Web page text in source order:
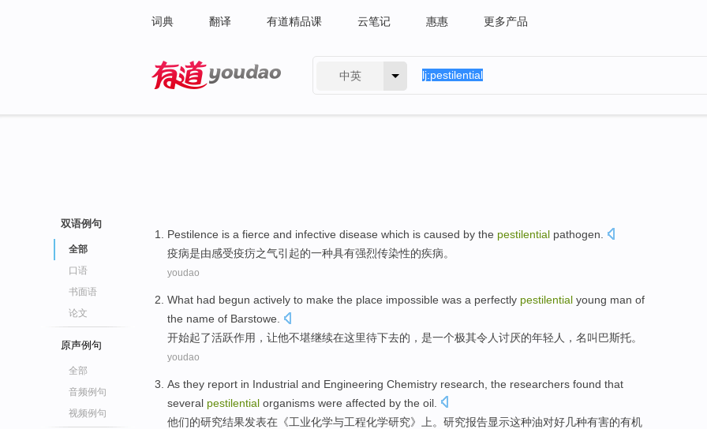
词典 翻译 有道精品课 云笔记 惠惠 更多产品
中英
双语例句
全部
口语
书面语
论文
原声例句
全部
音频例句
视频例句
Pestilence is a fierce and infective disease which is caused by the pestilential pathogen.
疫病是由感受疫疠之气引起的一种具有强烈传染性的疾病。
youdao
What had begun actively to make the place impossible was a perfectly pestilential young man of
the name of Barstowe
开始起了活跃作用， 让他不堪继续在这里待下去的 ， 是一个极其令人讨厌的年轻人 ， 名叫 巴斯托。
youdao
As they report in Industrial and Engineering Chemistry research , the researchers found that
several pestilential organisms were affected by the oil
他们的研究结果发表在 《工业化学与工程化学研究》上。 研究报告显示这种油对好几种有害的有机